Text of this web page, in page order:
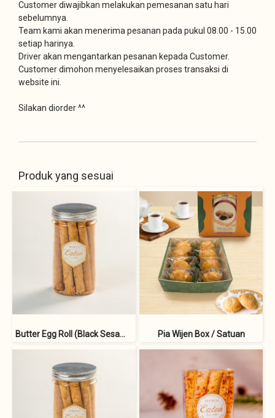
Customer diwajibkan melakukan pemesanan satu hari
sebelumnya.
Team kami akan menerima pesanan pada pukul 08.00 - 15.00
setiap harinya.
Driver akan mengantarkan pesanan kepada Customer.
Customer dimohon menyelesaikan proses transaksi di
website ini.
Silakan diorder ^^
Produk yang sesuai
Butter Egg Roll (Black Sesame) Pia Wijen Box / Satuan